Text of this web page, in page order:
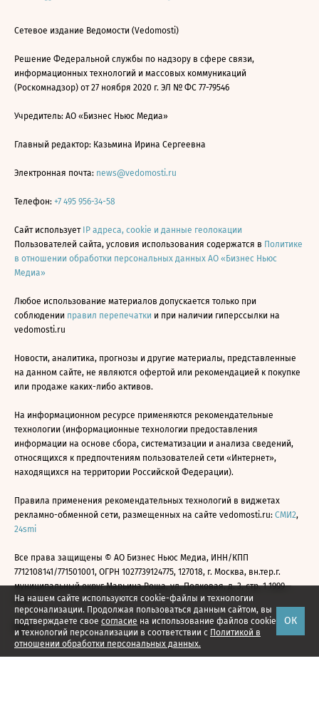
На нашем сайте используются cookie-файлы и технологии
персонализации. Продолжая пользоваться данным сайтом, вы
подтверждаете свое согласие на использование файлов cookie
и технологий персонализации в соответствии с Политикой в
отношении обработки персональных данных.
ОК
Сетевое издание Ведомости (Vedomosti)
Решение Федеральной службы по надзору в сфере связи,
информационных технологий и массовых коммуникаций
(Роскомнадзор) от 27 ноября 2020 г. ЭЛ № ФС 77-79546
Учредитель: АО «Бизнес Ньюс Медиа»
Главный редактор: Казьмина Ирина Сергеевна
Электронная почта: news@vedomosti.ru
Телефон: +7 495 956-34-58
Сайт использует IP адреса, cookie и данные геолокации
Пользователей сайта, условия использования содержатся в Политике
в отношении обработки персональных данных АО «Бизнес Ньюс
Медиа»
Любое использование материалов допускается только при
соблюдении правил перепечатки и при наличии гиперссылки на
vedomosti.ru
Новости, аналитика, прогнозы и другие материалы, представленные
на данном сайте, не являются офертой или рекомендацией к покупке
или продаже каких-либо активов.
На информационном ресурсе применяются рекомендательные
технологии (информационные технологии предоставления
информации на основе сбора, систематизации и анализа сведений,
относящихся к предпочтениям пользователей сети «Интернет»,
находящихся на территории Российской Федерации).
Правила применения рекомендательных технологий в виджетах
рекламно-обменной сети, размещенных на сайте vedomosti.ru: СМИ2,
24smi
Все права защищены © АО Бизнес Ньюс Медиа, ИНН/КПП
7712108141/771501001, ОГРН 1027739124775, 127018, г. Москва, вн.тер.г.
муниципальный округ Марьина Роща, ул. Полковая, д. 3, стр. 1 1999—
2026